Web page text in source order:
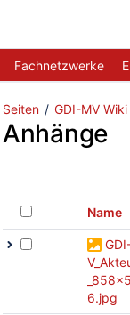
Fachnetzwerke
Seiten GDI-MV Wiki
Anhänge
Name
6.jpg